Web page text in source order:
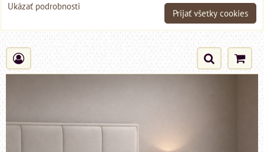
Ukázať podrobnosti
Prijať všetky cookies